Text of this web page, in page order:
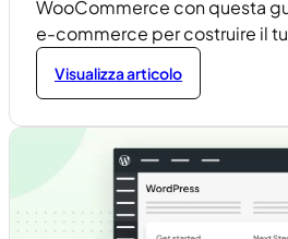
WooCommerce con questa
e-commerce per costruire il
Visualizza articolo